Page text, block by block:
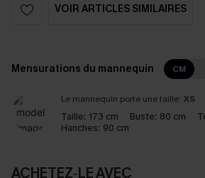
VOIR ARTICLES SIMILAIRES
Mensurations du mannequin CM
Le mannequin porte une taille: XS
Taille: 173 cm Buste: 80 cm
Hanches: 90 cm
ACHETEZ‑LE AVEC